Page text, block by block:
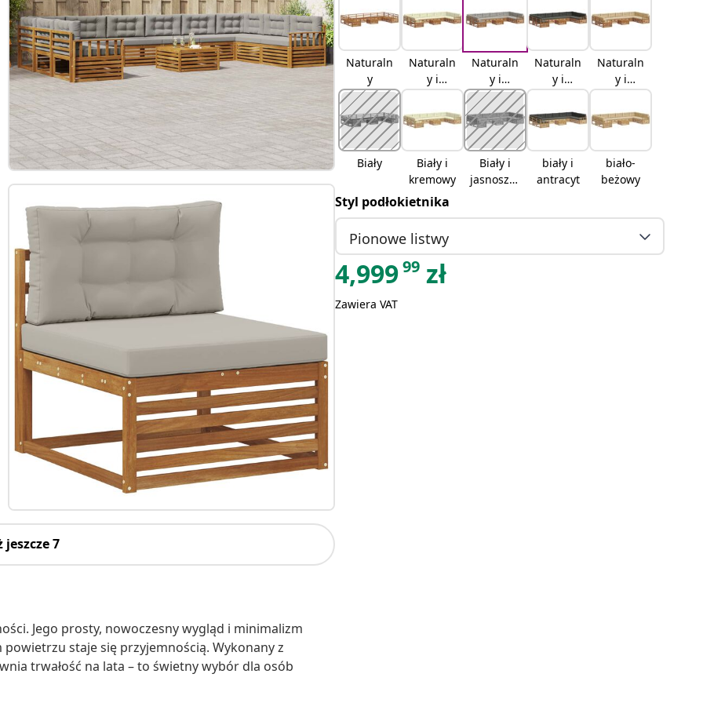
jeszcze 7
Jego prosty, nowoczesny wygląd i minimalizm
staje się przyjemnością. Wykonany z
trwałość na lata – to świetny wybór dla osób
Naturaln
y
Naturaln
y i
kremowy
Naturaln
y i
jasnoszar
y
Naturaln
y i
antracyto
wy
Naturaln
y i
beżowy
Biały
Biały i
kremowy
Biały i
jasnoszar
biały i
antracyt
biało-
beżowy
Styl podłokietnika
Pionowe listwy
4,99999 zł
Zawiera VAT